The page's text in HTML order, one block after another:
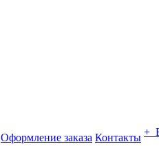
Оформление заказа Контакты +